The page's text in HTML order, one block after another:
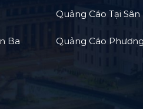
Ba
Quảng Cáo Tại Sân
Quảng Cáo